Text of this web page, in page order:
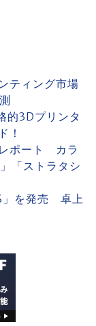
ティング市場
的3Dプリンタ
！
ポート カラ
「ストラタシ
を発売 卓上